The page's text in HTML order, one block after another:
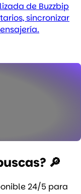
de Buzzbip
sincronizar
🔎
24/5 para